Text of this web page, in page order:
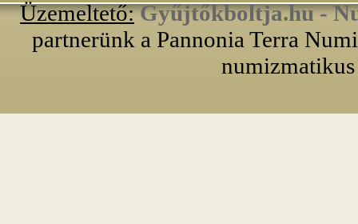
Üzemeltető: Gyűjtőkboltja.hu -
partnerünk a Pannonia Terra
numizmatikus